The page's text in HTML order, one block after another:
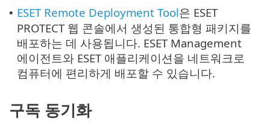
• ESET Remote Deployment Tool은 ESET
PROTECT 웹 콘솔에서 생성된 통합형 패키지를
배포하는 데 사용됩니다. ESET Management
에이전트와 ESET 애플리케이션을 네트워크로
컴퓨터에 편리하게 배포할 수 있습니다.
구독 동기화